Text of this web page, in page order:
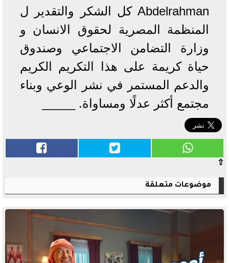
Abdelrahman كل الشكر والتقدير ل
المنظمة المصرية لحقوق الانسان و
وزارة التضامن الاجتماعي وصندوق
حياة كريمة على هذا التكريم الكريم
والدعم المستمر في نشر الوعي وبناء
مجتمع أكثر عدلًا ومساواة. _____
⇧
موضوعات متعلقة